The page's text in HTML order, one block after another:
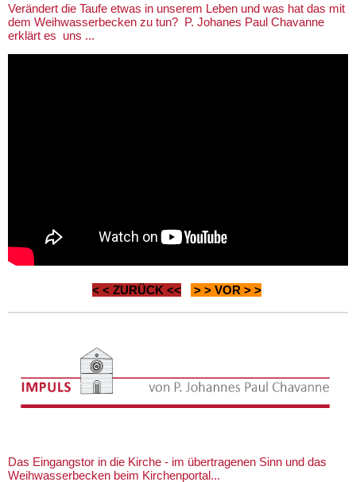
Verändert die Taufe etwas in unserem Leben und was hat das mit
dem Weihwasserbecken zu tun? P. Johanes Paul Chavanne
erklärt es uns ...
< < ZURÜCK << > > VOR> >
Das Eingangstor in die Kirche - im übertragenen Sinn und das
Weihwasserbecken beim Kirchenportal...